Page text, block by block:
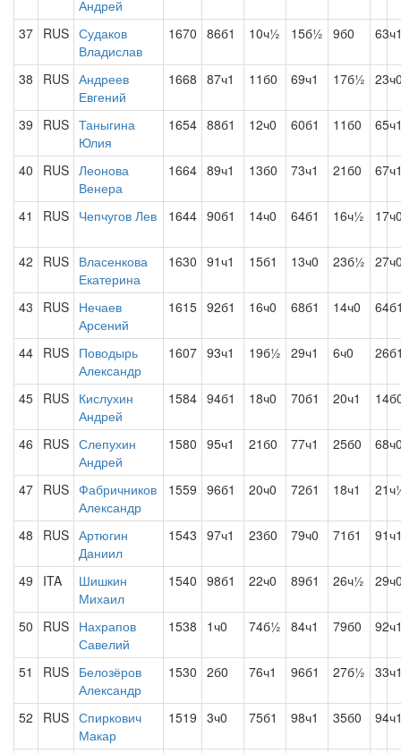
Андрей
37 RUS Судаков
Владислав
1670 86б1 10ч½ 15б½ 9б0
38 RUS Андреев
Евгений
1668 87ч1 11б0 69ч1 17б½
39 RUS Таныгина
Юлия
1654 88б1 12ч0 60б1 11б0
40 RUS Леонова
Венера
1664 89ч1 13б0 73ч1 21б0
41 RUS Чепчугов Лев 1644 90б1 14ч0 64б1 16ч½
42 RUS Власенкова
Екатерина
1630 91ч1 15б1 13ч0 23б½
43 RUS Нечаев
Арсений
1615 92б1 16ч0 68б1 14ч0
44 RUS Поводырь
Александр
1607 93ч1 19б½ 29ч1 6ч0
45 RUS Кислухин
Андрей
1584 94б1 18ч0 70б1 20ч1
46 RUS Слепухин
Андрей
1580 95ч1 21б0 77ч1 25б0
47 RUS Фабричников
Александр
1559 96б1 20ч0 72б1 18ч1
48 RUS Артюгин
Даниил
1543 97ч1 23б0 79ч0 71б1
49 ITA
Шишкин
Михаил
1540 98б1 22ч0 89б1 26ч½
50 RUS Нахрапов
Савелий
1538 1ч0 74б½ 84ч1 79б0
51 RUS Белозёров
Александр
1530 2б0 76ч1 96б1 27б½
52 RUS Спиркович
Макар
1519 3ч0 75б1 98ч1 35б0